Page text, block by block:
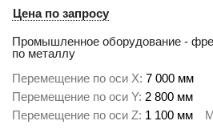
Цена по запросу
Промышленное оборудование -
по металлу
Перемещение по оси X 7 000 мм
Перемещение по оси Y 2 800 мм
Перемещение по оси Z 1 100 мм